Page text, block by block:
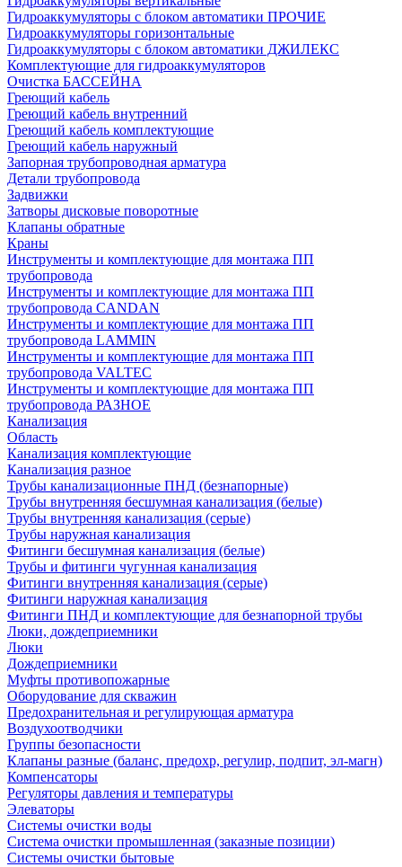
Гидроаккумуляторы с блоком автоматики ПРОЧИЕ
Гидроаккумуляторы горизонтальные
Гидроаккумуляторы с блоком автоматики ДЖИЛЕКС
Комплектующие для гидроаккумуляторов
Очистка БАССЕЙНА
Греющий кабель
Греющий кабель внутренний
Греющий кабель комплектующие
Греющий кабель наружный
Запорная трубопроводная арматура
Детали трубопровода
Задвижки
Затворы дисковые поворотные
Клапаны обратные
Краны
Инструменты и комплектующие для монтажа ПП
трубопровода
Инструменты и комплектующие для монтажа ПП
трубопровода CANDAN
Инструменты и комплектующие для монтажа ПП
трубопровода LAMMIN
Инструменты и комплектующие для монтажа ПП
трубопровода VALTEC
Инструменты и комплектующие для монтажа ПП
трубопровода РАЗНОЕ
Канализация
Область
Канализация комплектующие
Канализация разное
Трубы канализационные ПНД (безнапорные)
Трубы внутренняя бесшумная канализация (белые)
Трубы внутренняя канализация (серые)
Трубы наружная канализация
Фитинги бесшумная канализация (белые)
Трубы и фитинги чугунная канализация
Фитинги внутренняя канализация (серые)
Фитинги наружная канализация
Фитинги ПНД и комплектующие для безнапорной трубы
Люки, дождеприемники
Люки
Дождеприемники
Муфты противопожарные
Оборудование для скважин
Предохранительная и регулирующая арматура
Воздухоотводчики
Группы безопасности
Клапаны разные (баланс, предохр, регулир, подпит, эл-магн)
Компенсаторы
Регуляторы давления и температуры
Элеваторы
Системы очистки воды
Система очистки промышленная (заказные позиции)
Системы очистки бытовые